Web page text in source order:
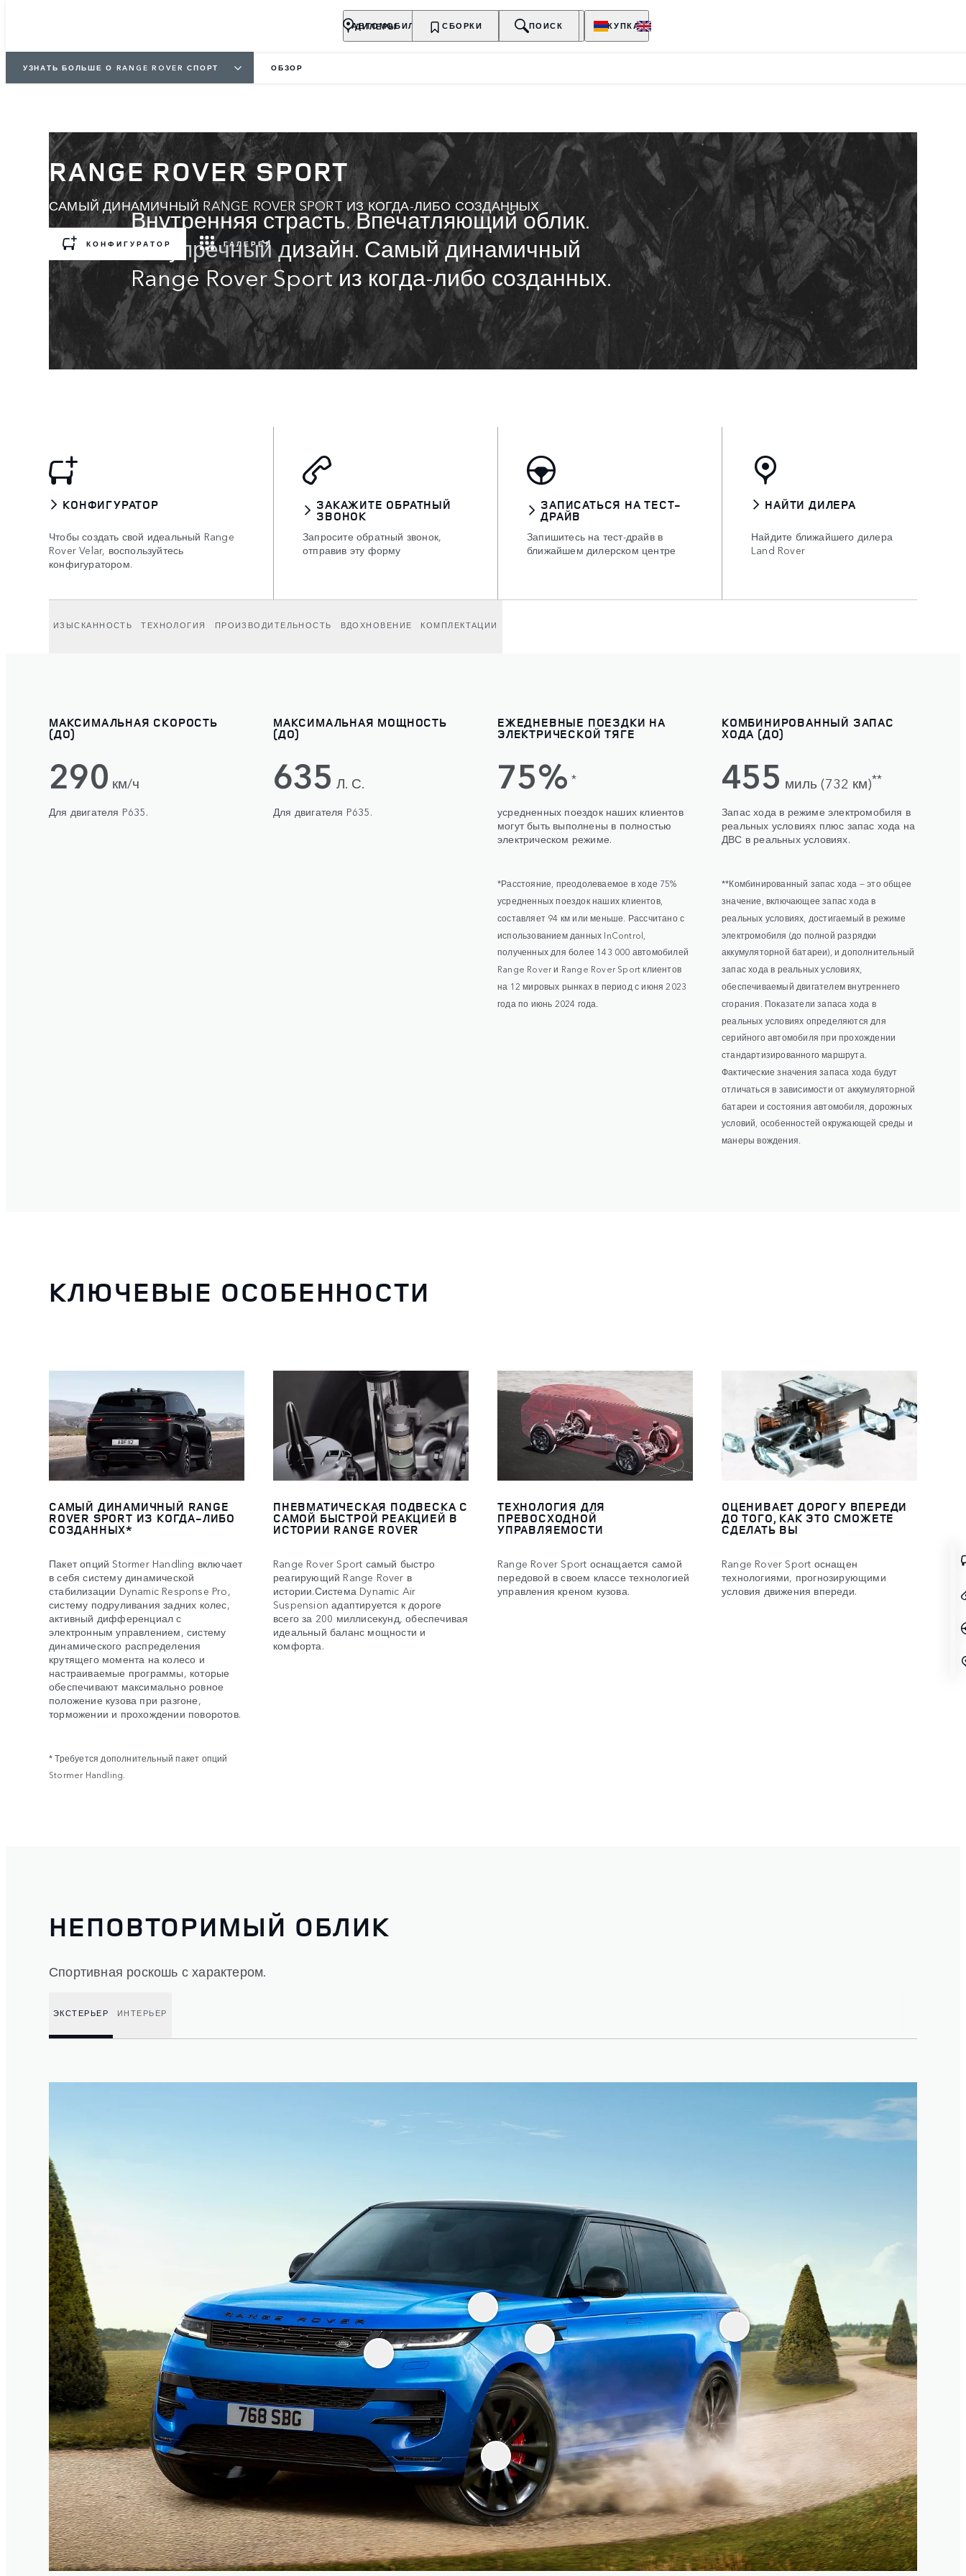
АВТОМОБИЛИ ВЛАДЕЛЬЦАМ О БРЕНДЕ ПОКУПКА
ДИЛЕРЫ СБОРКИ ПОИСК
УЗНАТЬ БОЛЬШЕ О RANGE ROVER СПОРТ ОБЗОР
RANGE ROVER SPORT
САМЫЙ ДИНАМИЧНЫЙ RANGE ROVER SPORT ИЗ КОГДА-ЛИБО СОЗДАННЫХ
КОНФИГУРАТОР ГАЛЕРЕЯ
Внутренняя страсть. Впечатляющий облик.
Безупречный дизайн. Самый динамичный
Range Rover Sport из когда-либо созданных.
КОНФИГУРАТОР
Чтобы создать свой идеальный Range
Rover Velar, воспользуйтесь
конфигуратором.
ЗАКАЖИТЕ ОБРАТНЫЙ
ЗВОНОК
Запросите обратный звонок,
отправив эту форму
ЗАПИСАТЬСЯ НА ТЕСТ-
ДРАЙВ
Запишитесь на тест-драйв в
ближайшем дилерском центре
НАЙТИ ДИЛЕРА
Найдите ближайшего дилера
Land Rover
ИЗЫСКАННОСТЬ ТЕХНОЛОГИЯ ПРОИЗВОДИТЕЛЬНОСТЬ ВДОХНОВЕНИЕ КОМПЛЕКТАЦИИ
МАКСИМАЛЬНАЯ СКОРОСТЬ
(ДО)
290 км/ч
Для двигателя P635.
МАКСИМАЛЬНАЯ МОЩНОСТЬ
(ДО)
635 Л. С.
Для двигателя P635.
ЕЖЕДНЕВНЫЕ ПОЕЗДКИ НА
ЭЛЕКТРИЧЕСКОЙ ТЯГЕ
75% *
усредненных поездок наших клиентов
могут быть выполнены в полностью
электрическом режиме.
*Расстояние, преодолеваемое в ходе 75%
усредненных поездок наших клиентов,
составляет 94 км или меньше. Рассчитано с
использованием данных InControl,
полученных для более 143 000 автомобилей
Range Rover и Range Rover Sport клиентов
на 12 мировых рынках в период с июня 2023
года по июнь 2024 года.
КОМБИНИРОВАННЫЙ ЗАПАС
ХОДА (ДО)
455 миль (732 км)**
Запас хода в режиме электромобиля в
реальных условиях плюс запас хода на
ДВС в реальных условиях.
**Комбинированный запас хода — это общее
значение, включающее запас хода в
реальных условиях, достигаемый в режиме
электромобиля (до полной разрядки
аккумуляторной батареи), и дополнительный
запас хода в реальных условиях,
обеспечиваемый двигателем внутреннего
сгорания. Показатели запаса хода в
реальных условиях определяются для
серийного автомобиля при прохождении
стандартизированного маршрута.
Фактические значения запаса хода будут
отличаться в зависимости от аккумуляторной
батареи и состояния автомобиля, дорожных
условий, особенностей окружающей среды и
манеры вождения.
КЛЮЧЕВЫЕ ОСОБЕННОСТИ
САМЫЙ ДИНАМИЧНЫЙ RANGE
ROVER SPORT ИЗ КОГДА-ЛИБО
СОЗДАННЫХ*
Пакет опций Stormer Handling включает
в себя систему динамической
стабилизации Dynamic Response Pro,
систему подруливания задних колес,
активный дифференциал с
электронным управлением, систему
динамического распределения
крутящего момента на колесо и
настраиваемые программы, которые
обеспечивают максимально ровное
положение кузова при разгоне,
торможении и прохождении поворотов.
* Требуется дополнительный пакет опций
Stormer Handling.
ПНЕВМАТИЧЕСКАЯ ПОДВЕСКА С
САМОЙ БЫСТРОЙ РЕАКЦИЕЙ В
ИСТОРИИ RANGE ROVER
Range Rover Sport самый быстро
реагирующий Range Rover в
истории.Система Dynamic Air
Suspension адаптируется к дороге
всего за 200 миллисекунд, обеспечивая
идеальный баланс мощности и
комфорта.
ТЕХНОЛОГИЯ ДЛЯ
ПРЕВОСХОДНОЙ
УПРАВЛЯЕМОСТИ
Range Rover Sport оснащается самой
передовой в своем классе технологией
управления креном кузова.
ОЦЕНИВАЕТ ДОРОГУ ВПЕРЕДИ
ДО ТОГО, КАК ЭТО СМОЖЕТЕ
СДЕЛАТЬ ВЫ
Range Rover Sport оснащен
технологиями, прогнозирующими
условия движения впереди.
НЕПОВТОРИМЫЙ ОБЛИК
Спортивная роскошь с характером.
ЭКСТЕРЬЕР ИНТЕРЬЕР